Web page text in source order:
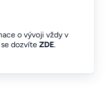
o vývoji vždy v
dozvíte ZDE.